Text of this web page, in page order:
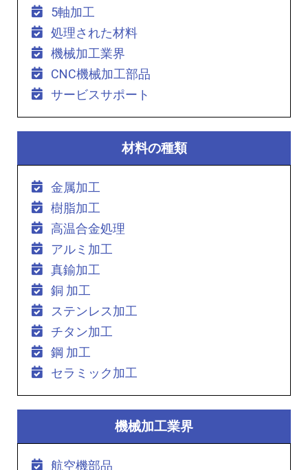
5軸加工
処理された材料
機械加工業界
CNC機械加工部品
サービスサポート
材料の種類
金属加工
樹脂加工
高温合金処理
アルミ加工
真鍮加工
銅 加工
ステンレス加工
チタン加工
鋼 加工
セラミック加工
機械加工業界
航空機部品